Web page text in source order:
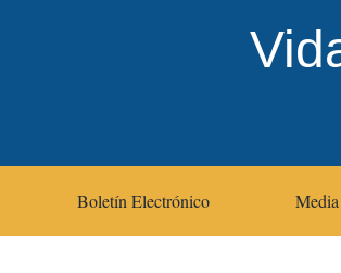
Boletín Electrónico Media